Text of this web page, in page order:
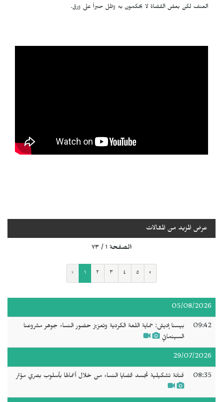
العنف لكن بعض القضاة لا يحكمون به وظل حبراً على ورق.
عرض المزيد من المقالات
الصفحة ١ / ٧٣
‹ ١ ٢ ٣ ٤ ٥ ›
05/08/2026
09:42
بيسنا إديش: حماية اللغة الكردية وتعزيز حضور النساء جوهر مشروعنا
السينمائي
29/07/2026
08:35 فنانة تشكيلية تجسد قضايا النساء من خلال أعمالها بأسلوب بصري مؤثر